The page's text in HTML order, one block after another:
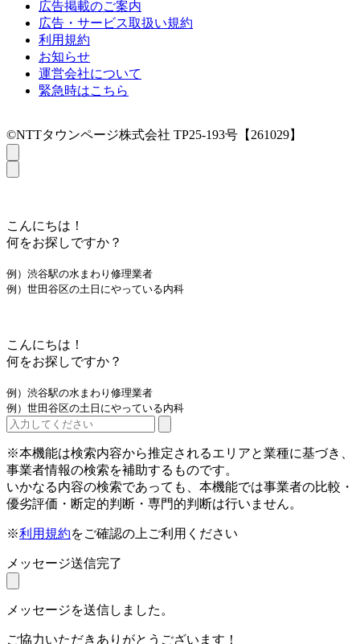
広告掲載のご案内
広告・サービス取扱い規約
利用規約
お知らせ
運営会社について
緊急時はこちら
©NTTタウンページ株式会社 TP25-193号【261029】
こんにちは！
何をお探しですか？
例）渋谷駅の水まわり修理業者
例）世田谷区の土日にやっている内科
こんにちは！
何をお探しですか？
例）渋谷駅の水まわり修理業者
例）世田谷区の土日にやっている内科
※本機能は検索内容から推定されるエリアと業種に基づき、
事業者情報の検索を補助するものです。
いかなる内容の検索であっても、本機能では事業者の比較・
優劣評価・断定的判断・専門的判断は行いません。
※利用規約をご確認の上ご利用ください
メッセージ送信完了
メッセージを送信しました。
ご協力いただきありがとうございます！